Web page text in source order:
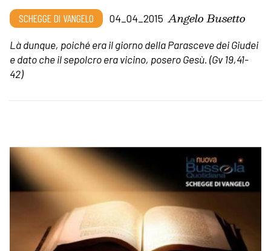
SCHEGGE DI VANGELO 04_04_2015 Angelo Busetto
Là dunque, poiché era il giorno della Parasceve dei Giudei
e dato che il sepolcro era vicino, posero Gesù. (Gv 19,41-
42)